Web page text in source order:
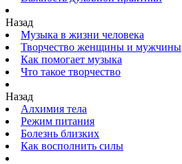
Назад
Музыка в жизни человека
Творчество женщины и мужчины
Как помогает музыка
Что такое творчество
Назад
Алхимия тела
Режим питания
Болезнь близких
Как восполнить силы